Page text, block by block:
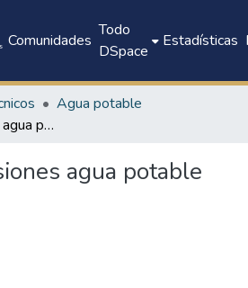
Comunidades
Todo
DSpace
Estadísticas
Agua potable
Plan de inversiones agua potable 2019 - 2025
agua potable